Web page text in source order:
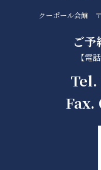
クーポール会館
ご
【電
Tel.
Fax.